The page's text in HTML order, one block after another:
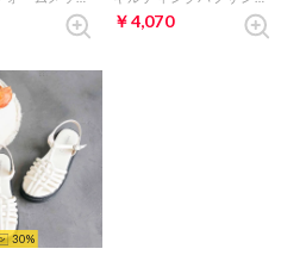
￥4,070
30